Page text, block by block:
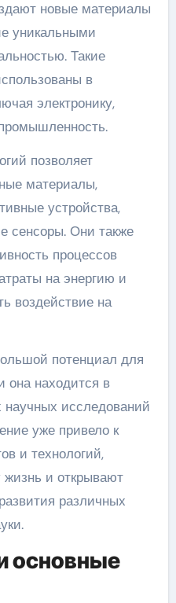
новые материалы
уникальными
Такие
в
электронику,
позволяет
материалы,
устройства,
сенсоры. Они также
процессов
на энергию и
воздействие на
потенциал для
она находится в
исследований
уже привело к
и технологий,
и открывают
различных
основные